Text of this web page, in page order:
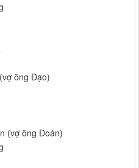
ông Đạo)
(vợ ông Đoán)